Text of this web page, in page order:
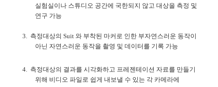
실험실이나 스튜디오 공간에 국한되지 않고 대상을 측정 및
연구 가능
3. 측정대상의 Suit 와 부착된 마커로 인한 부자연스러운 동작이
아닌 자연스러운 동작을 촬영 및 데이터를 기록 가능
4. 측정대상의 결과를 시각화하고 프레젠테이션 자료를 만들기
위해 비디오 파일로 쉽게 내보낼 수 있는 각 카메라에